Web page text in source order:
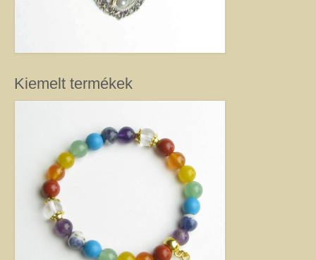
felhasználásával készítem, így a gyógyító kövek minden vélt vagy tapasztalt
pozitív hatásával rendelkeznek. (Néha gyöngy, strassz vagy fém díszítést is
ajándék ötletek miatt kereste fel ezt az oldalt, akkor jó helyen jár. Az egyedi,
Fantázia ékszer
Ezen az oldalon olyan különleges és divatos ékszereket talál, amelyeket csak
részben én készítettem. Úgy vélem, helyük van a Harmónia Ékszerek
világában, mivel ezek is az egyéniség szépségét emelik ki. Nagy gonddal
válogattam ki azokat az ékszereket, amelyek megfelelnek ennek a magas
minőségi és esztétikai követelménynek. Ezeket az ékszereket azoknak
ajánlom, akik nem ragaszkodnak az ásványokhoz, féldrágakövekhez, illetve
kristályokhoz, de rajonganak az egyéni ötletekért, és valami különlegesre
Kiemelt termékek